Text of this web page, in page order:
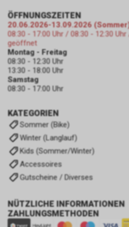
KATEGORIEN
Sommer (Bike)
Winter (Langlauf)
Kids (Sommer/Winter)
Accessoires
Gutscheine / Diverses
NÜTZLICHE INFORMATIONEN
ZAHLUNGSMETHODEN
ÖFFNUNGSZEITEN
20.06.2026-13.09.2026
08:30 - 17:00 Uhr / 08:30 - 12:30
geöffnet
Montag - Freitag
08:30 - 12:30 Uhr
13:30 - 18:00 Uhr
Samstag
08:30 - 17:00 Uhr